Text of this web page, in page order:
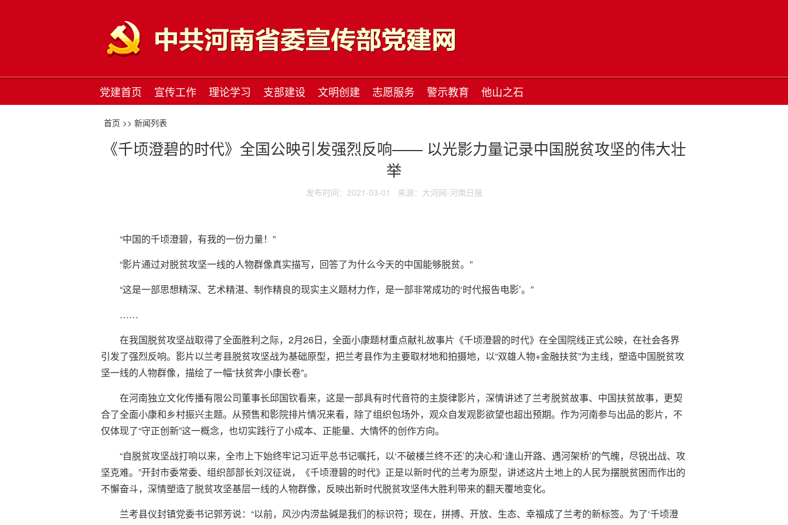
党建首页 宣传工作 理论学习 支部建设 文明创建 志愿服务 警示教育 他山之石
首页 >> 新闻列表
《千顷澄碧的时代》全国公映引发强烈反响—— 以光影力量记录中国脱贫攻坚的伟大壮
举
发布时间：2021-03-01 来源：大河网-河南日报
“中国的千顷澄碧，有我的一份力量！”
“影片通过对脱贫攻坚一线的人物群像真实描写，回答了为什么今天的中国能够脱贫。”
“这是一部思想精深、艺术精湛、制作精良的现实主义题材力作，是一部非常成功的‘时代报告电影’。”
……
在我国脱贫攻坚战取得了全面胜利之际，2月26日，全面小康题材重点献礼故事片《千顷澄碧的时代》在全国院线正式公映，在社会各界
引发了强烈反响。影片以兰考县脱贫攻坚战为基础原型，把兰考县作为主要取材地和拍摄地，以“双雄人物+金融扶贫”为主线，塑造中国脱贫攻
坚一线的人物群像，描绘了一幅“扶贫奔小康长卷”。
在河南独立文化传播有限公司董事长邱国钦看来，这是一部具有时代音符的主旋律影片，深情讲述了兰考脱贫故事、中国扶贫故事，更契
合了全面小康和乡村振兴主题。从预售和影院排片情况来看，除了组织包场外，观众自发观影欲望也超出预期。作为河南参与出品的影片，不
仅体现了“守正创新”这一概念，也切实践行了小成本、正能量、大情怀的创作方向。
“自脱贫攻坚战打响以来，全市上下始终牢记习近平总书记嘱托，以‘不破楼兰终不还’的决心和‘逢山开路、遇河架桥’的气魄，尽锐出战、攻
坚克难。”开封市委常委、组织部部长刘汉征说，《千顷澄碧的时代》正是以新时代的兰考为原型，讲述这片土地上的人民为摆脱贫困而作出的
不懈奋斗，深情塑造了脱贫攻坚基层一线的人物群像，反映出新时代脱贫攻坚伟大胜利带来的翻天覆地变化。
兰考县仪封镇党委书记郭芳说：“以前，风沙内涝盐碱是我们的标识符；现在，拼搏、开放、生态、幸福成了兰考的新标签。为了‘千顷澄